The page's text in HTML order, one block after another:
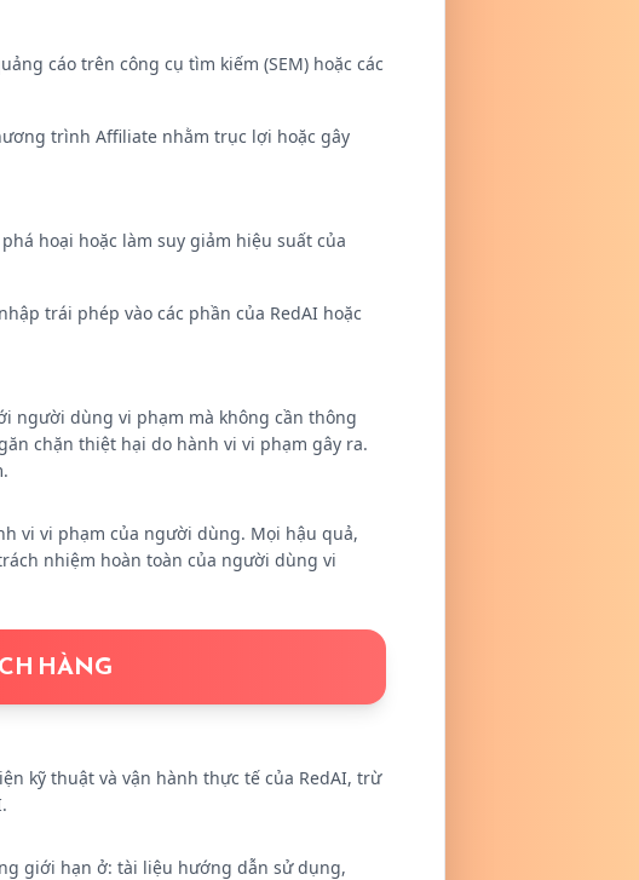
cáo trên công cụ tìm kiếm (SEM) hoặc các
trình Affiliate nhằm trục lợi hoặc gây
hoại hoặc làm suy giảm hiệu suất của
trái phép vào các phần của RedAI hoặc
người dùng vi phạm mà không cần thông
chặn thiệt hại do hành vi vi phạm gây ra.
vi vi phạm của người dùng. Mọi hậu quả,
nhiệm hoàn toàn của người dùng vi
HÀNG
kỹ thuật và vận hành thực tế của RedAI, trừ
giới hạn ở: tài liệu hướng dẫn sử dụng,